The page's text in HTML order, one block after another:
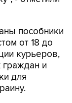
пособники
от 18 до
курьеров,
граждан и
для